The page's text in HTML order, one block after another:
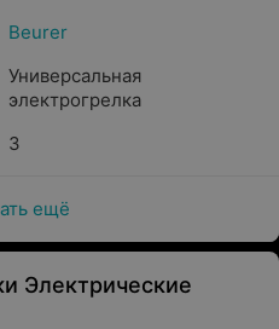
Beurer
Универсальная
электрогрелка
3
ещё
Электрические